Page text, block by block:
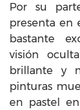
Por su
presenta en
bastante
visión
brillante y
pinturas
en pastel